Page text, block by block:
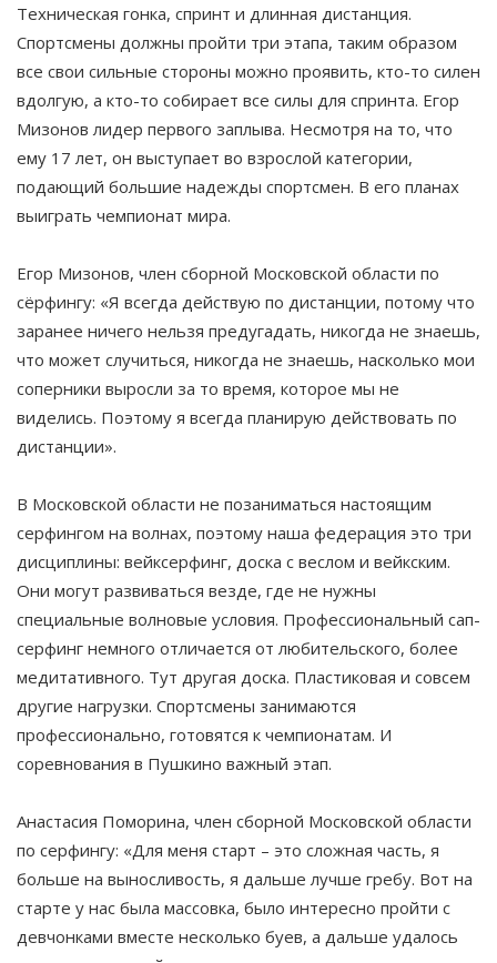
Техническая гонка, спринт и длинная дистанция.
Спортсмены должны пройти три этапа, таким образом
все свои сильные стороны можно проявить, кто-то силен
вдолгую, а кто-то собирает все силы для спринта. Егор
Мизонов лидер первого заплыва. Несмотря на то, что
ему 17 лет, он выступает во взрослой категории,
подающий большие надежды спортсмен. В его планах
выиграть чемпионат мира.
Егор Мизонов, член сборной Московской области по
сёрфингу: «Я всегда действую по дистанции, потому что
заранее ничего нельзя предугадать, никогда не знаешь,
что может случиться, никогда не знаешь, насколько мои
соперники выросли за то время, которое мы не
виделись. Поэтому я всегда планирую действовать по
дистанции».
В Московской области не позаниматься настоящим
серфингом на волнах, поэтому наша федерация это три
дисциплины: вейксерфинг, доска с веслом и вейкским.
Они могут развиваться везде, где не нужны
специальные волновые условия. Профессиональный сап-
серфинг немного отличается от любительского, более
медитативного. Тут другая доска. Пластиковая и совсем
другие нагрузки. Спортсмены занимаются
профессионально, готовятся к чемпионатам. И
соревнования в Пушкино важный этап.
Анастасия Поморина, член сборной Московской области
по серфингу: «Для меня старт – это сложная часть, я
больше на выносливость, я дальше лучше гребу. Вот на
старте у нас была массовка, было интересно пройти с
девчонками вместе несколько буев, а дальше удалось